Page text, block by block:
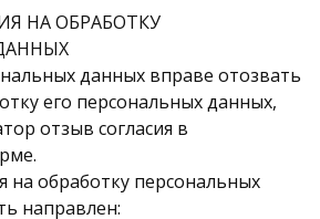
НА ОБРАБОТКУ
данных вправе отозвать
его персональных данных,
отзыв согласия в
на обработку персональных
направлен: